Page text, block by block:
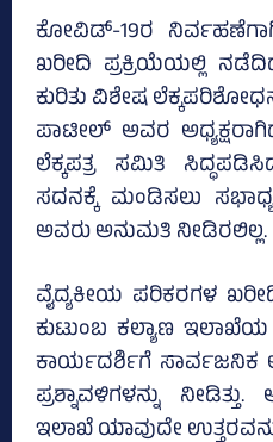
ಕೋವಿಡ್‌-19ರ
ಖರೀದಿ ಪ್ರಕ್ರಿಯೆಯಲ್ಲಿ
ಕುರಿತು ವಿಶೇಷ
ಪಾಟೀಲ್‌ ಅವರ
ಲೆಕ್ಕಪತ್ರ ಸಮಿತಿ
ಸದನಕ್ಕೆ ಮಂಡಿಸಲು
ಅವರು ಅನುಮತಿ ನೀಡಿರಲಿಲ್ಲ.
ವೈದ್ಯಕೀಯ ಪರಿಕರಗಳ
ಕುಟುಂಬ ಕಲ್ಯಾಣ
ಕಾರ್ಯದರ್ಶಿಗೆ ಸಾರ್ವಜನಿಕ
ಪ್ರಶ್ನಾವಳಿಗಳನ್ನು
ಇಲಾಖೆ ಯಾವುದೇ